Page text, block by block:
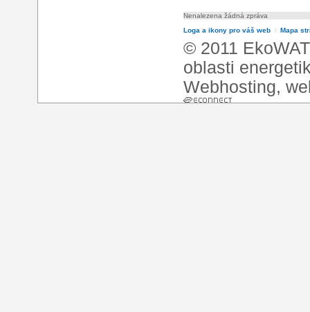
Nenalezena žádná zpráva
Loga a ikony pro váš web l Mapa
© 2011
oblasti
Webhosting,